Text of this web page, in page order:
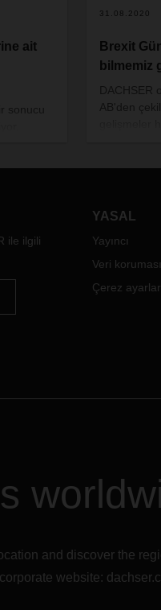
ait
sonucu
için bu,
entegre
31.08.2020
Brexit
bilmemiz
DACHSER
AB'den
ile ilgili
YASAL
Yayıncı
Veri koruması
Çerez ayarları
and discover the
website: